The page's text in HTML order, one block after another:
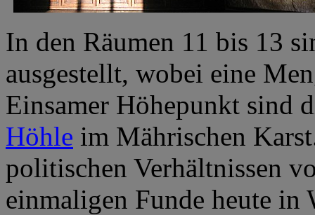
In den Räumen 11 bis 13
ausgestellt, wobei eine
Einsamer Höhepunkt sind
Höhle im Mährischen
politischen Verhältnissen
einmaligen Funde heute